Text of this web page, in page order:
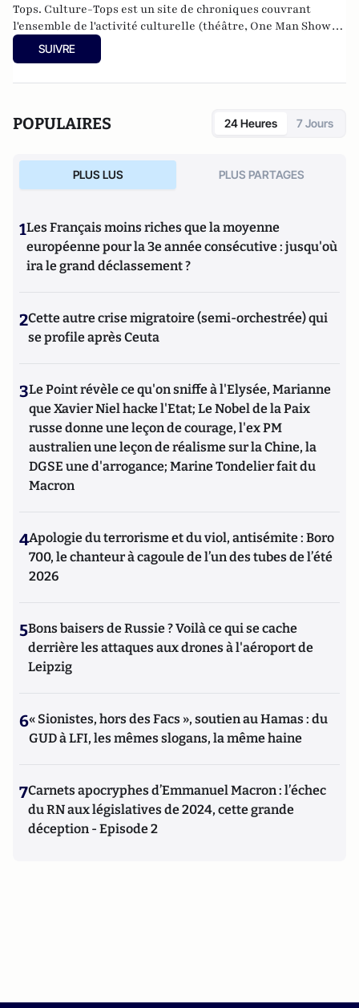
Tops. Culture-Tops est un site de chroniques couvrant
l'ensemble de l'activité culturelle (théâtre, One Man Shows,
opéras, ballets, spectacles divers, cinéma, expos, livres,
etc.).
SUIVRE
POPULAIRES 24 Heures 7 Jours
PLUS LUS PLUS PARTAGES
1Les Français moins riches que la moyenne
européenne pour la 3e année consécutive : jusqu'où
ira le grand déclassement ?
2Cette autre crise migratoire (semi-orchestrée) qui
se profile après Ceuta
3Le Point révèle ce qu'on sniffe à l'Elysée, Marianne
que Xavier Niel hacke l'Etat; Le Nobel de la Paix
russe donne une leçon de courage, l'ex PM
australien une leçon de réalisme sur la Chine, la
DGSE une d'arrogance; Marine Tondelier fait du
Macron
4Apologie du terrorisme et du viol, antisémite : Boro
700, le chanteur à cagoule de l’un des tubes de l’été
2026
5Bons baisers de Russie ? Voilà ce qui se cache
derrière les attaques aux drones à l'aéroport de
Leipzig
6« Sionistes, hors des Facs », soutien au Hamas : du
GUD à LFI, les mêmes slogans, la même haine
7Carnets apocryphes d’Emmanuel Macron : l’échec
du RN aux législatives de 2024, cette grande
déception - Episode 2